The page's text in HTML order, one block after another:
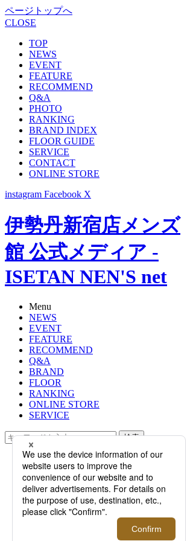
ページトップへ
CLOSE
TOP
NEWS
EVENT
FEATURE
RECOMMEND
Q&A
PHOTO
RANKING
BRAND INDEX
FLOOR GUIDE
SERVICE
CONTACT
ONLINE STORE
instagram Facebook X
伊勢丹新宿店メンズ
館 公式メディア -
ISETAN NEN'S net
Menu
NEWS
EVENT
FEATURE
RECOMMEND
Q&A
BRAND
FLOOR
RANKING
ONLINE STORE
SERVICE
検索
TOP
PHOTO
【特集】2019年も大本命！＜THE
NORTH FACE/ザ・ノースフェイス
＞の定番＆最新ダウンジャケット
【特集】2019年も大本命！